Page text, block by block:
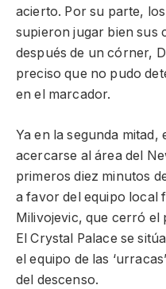
acierto. Por su parte,
supieron jugar bien sus
después de un córner,
preciso que no pudo
en el marcador.
Ya en la segunda mitad,
acercarse al área del
primeros diez minutos
a favor del equipo local
Milivojevic, que cerró el
El Crystal Palace se
el equipo de las
del descenso.